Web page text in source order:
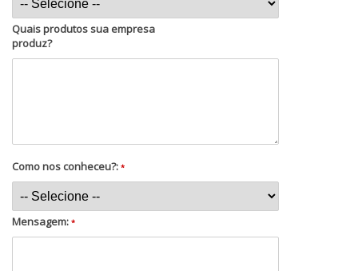
Quais produtos sua empresa
produz?
Como nos conheceu?: *
Mensagem: *